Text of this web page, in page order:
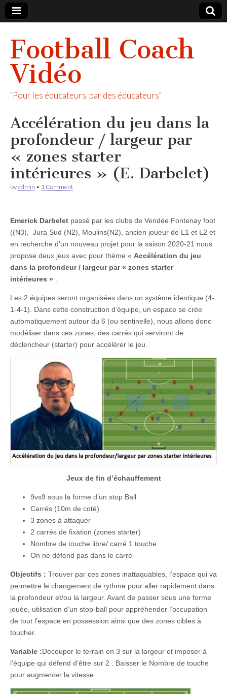
Football Coach
Vidéo
"Pour les éducateurs, par des éducateurs"
Accélération du jeu dans la
profondeur / largeur par
« zones starter
intérieures » (E. Darbelet)
byadmin • 1 Comment
Emerick Darbelet passé par les clubs de Vendée Fontenay foot
((N3), Jura Sud (N2), Moulins(N2), ancien joueur de L1 et L2 et
en recherche d’un nouveau projet pour la saison 2020-21 nous
propose deux jeux avec pour thème « Accélération du jeu
dans la profondeur / largeur par « zones starter
intérieures »
Les 2 équipes seront organisées dans un système identique (4-
1-4-1). Dans cette construction d’équipe, un espace se crée
automatiquement autour du 6 (ou sentinelle), nous allons donc
modéliser dans ces zones, des carrés qui serviront de
déclencheur (starter) pour accélérer le jeu.
Jeux de fin d’échauffement
9vs9 sous la forme d’un stop Ball
Carrés (10m de coté)
3 zones à attaquer
2 carrés de fixation (zones starter)
Nombre de touche libre/ carré 1 touche
On ne défend pas dans le carré
Objectifs : Trouver par ces zones inattaquables, l’espace qui va
permettre le changement de rythme pour aller rapidement dans
la profondeur et/ou la largeur. Avant de passer sous une forme
jouée, utilisation d’un stop-ball pour appréhender l’occupation
de tout l’espace en possession ainsi que des zones cibles à
toucher.
Variable :Découper le terrain en 3 sur la largeur et imposer à
l’équipe qui défend d’être sur 2 . Baisser le Nombre de touche
pour augmenter la vitesse